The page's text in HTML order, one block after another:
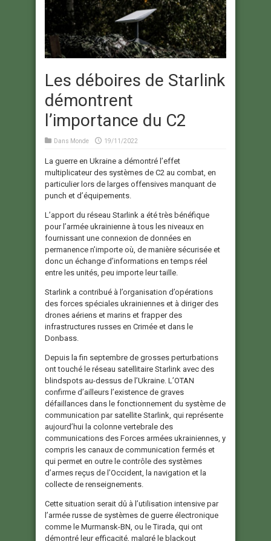
Les déboires de Starlink
démontrent
l’importance du C2
Dans Monde 19/11/2022
La guerre en Ukraine a démontré l’effet
multiplicateur des systèmes de C2 au combat, en
particulier lors de larges offensives manquant de
punch et d’équipements.
L’apport du réseau Starlink a été très bénéfique
pour l’armée ukrainienne à tous les niveaux en
fournissant une connexion de données en
permanence n’importe où, de manière sécurisée et
donc un échange d’informations en temps réel
entre les unités, peu importe leur taille.
Starlink a contribué à l’organisation d’opérations
des forces spéciales ukrainiennes et à diriger des
drones aériens et marins et frapper des
infrastructures russes en Crimée et dans le
Donbass.
Depuis la fin septembre de grosses perturbations
ont touché le réseau satellitaire Starlink avec des
blindspots au-dessus de l’Ukraine. L’OTAN
confirme d’ailleurs l’existence de graves
défaillances dans le fonctionnement du système de
communication par satellite Starlink, qui représente
aujourd’hui la colonne vertebrale des
communications des Forces armées ukrainiennes, y
compris les canaux de communication fermés et
qui permet en outre le contrôle des systèmes
d’armes reçus de l’Occident, la navigation et la
collecte de renseignements.
Cette situation serait dû à l’utilisation intensive par
l’armée russe de systèmes de guerre électronique
comme le Murmansk-BN, ou le Tirada, qui ont
démontré leur efficacité, malgré le blackout